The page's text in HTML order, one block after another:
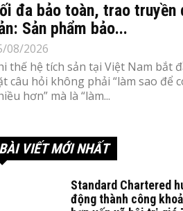
đa bảo toàn, trao truyền
Sản phẩm bảo...
08/2026
thế hệ tích sản tại Việt Nam bắt
câu hỏi không phải “làm sao để
hơn” mà là “làm...
BÀI VIẾT MỚI NHẤT
Standard Chartered
động thành công